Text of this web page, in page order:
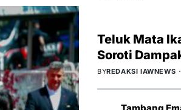
Teluk Mata
Soroti
BYREDAKSI IAWNEWS
Tambang